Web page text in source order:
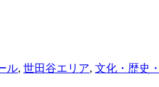
ル, 世田谷エリア, 文化・歴史